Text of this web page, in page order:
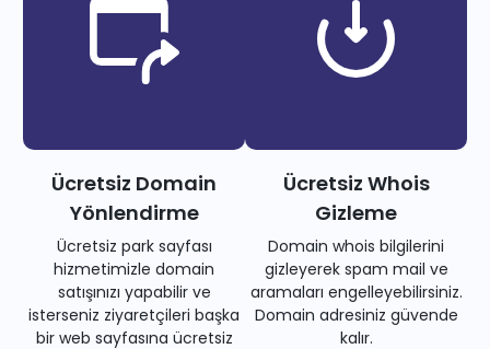
Ücretsiz Domain
Yönlendirme
Ücretsiz park sayfası
hizmetimizle domain
satışınızı yapabilir ve
isterseniz ziyaretçileri başka
bir web sayfasına ücretsiz
Ücretsiz Whois
Gizleme
Domain whois bilgilerini
gizleyerek spam mail ve
aramaları engelleyebilirsiniz.
Domain adresiniz güvende
kalır.